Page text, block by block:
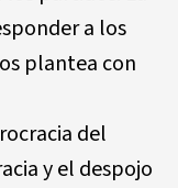
a los
plantea con
del
y el despojo